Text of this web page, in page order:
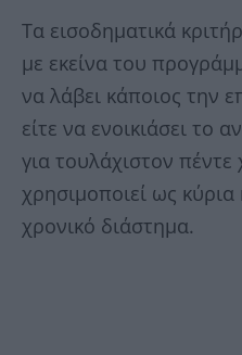
Τα εισοδηματικά
με εκείνα του
να λάβει κάποιος την
είτε να ενοικιάσει το
για τουλάχιστον πέντε
χρησιμοποιεί ως κύρια
χρονικό διάστημα.